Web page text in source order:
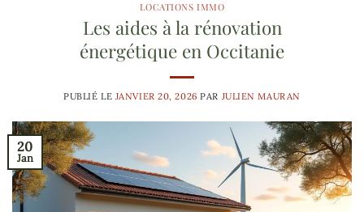
LOCATIONS IMMO
Les aides à la rénovation
énergétique en Occitanie
PUBLIÉ LE JANVIER 20, 2026 PAR JULIEN MAURAN
20
Jan